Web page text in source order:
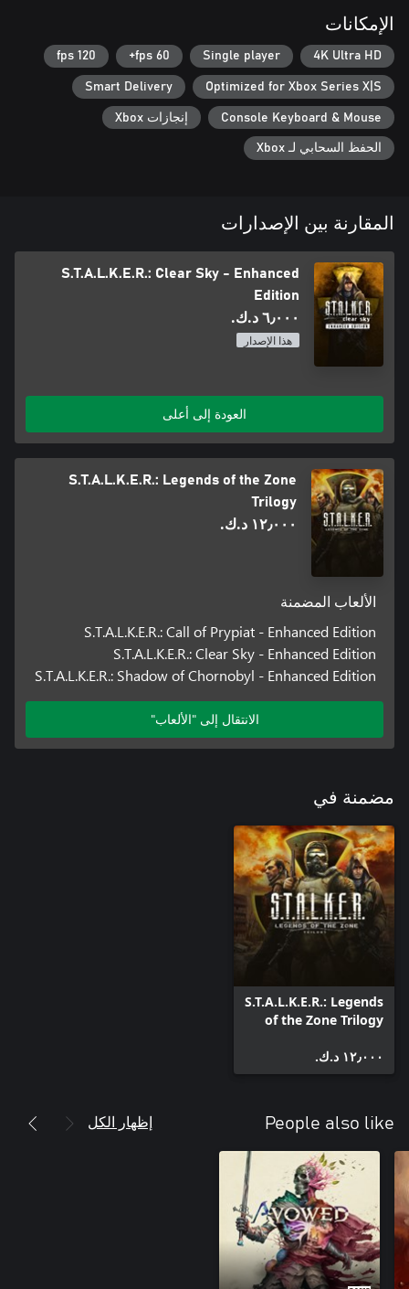
الإمكانات
4K Ultra HD
Single player
60 fps+
120 fps
Optimized for Xbox Series X|S
Smart Delivery
Console Keyboard & Mouse إنجازات Xbox
الحفظ السحابي لـ Xbox
المقارنة بين الإصدارات
S.T.A.L.K.E.R.: Clear Sky - Enhanced
Edition
٦٫٠٠٠ د.ك.‏
هذا الإصدار
العودة إلى أعلى
S.T.A.L.K.E.R.: Legends of the Zone
Trilogy
١٢٫٠٠٠ د.ك.‏
الألعاب المضمنة
S.T.A.L.K.E.R.: Call of Prypiat - Enhanced Edition
S.T.A.L.K.E.R.: Clear Sky - Enhanced Edition
S.T.A.L.K.E.R.: Shadow of Chornobyl - Enhanced Edition
الانتقال إلى "الألعاب"
مضمنة في
S.T.A.L.K.E.R.: Legends
of the Zone Trilogy
١٢٫٠٠٠ د.ك.‏
People also like إظهار الكل